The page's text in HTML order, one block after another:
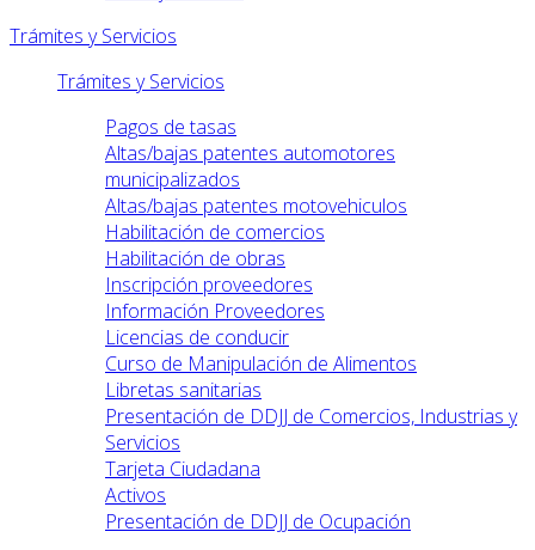
Trámites y Servicios
Trámites y Servicios
Pagos de tasas
Altas/bajas patentes automotores
municipalizados
Altas/bajas patentes motovehiculos
Habilitación de comercios
Habilitación de obras
Inscripción proveedores
Información Proveedores
Licencias de conducir
Curso de Manipulación de Alimentos
Libretas sanitarias
Presentación de DDJJ de Comercios, Industrias y
Servicios
Tarjeta Ciudadana
Activos
Presentación de DDJJ de Ocupación